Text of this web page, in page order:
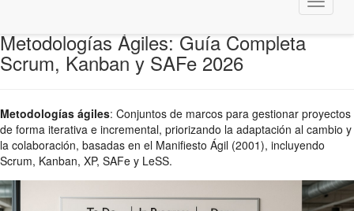
Menu
Metodologías Ágiles: Guía Completa
Scrum, Kanban y SAFe 2026
Metodologías ágiles: Conjuntos de marcos para gestionar proyectos
de forma iterativa e incremental, priorizando la adaptación al cambio y
la colaboración, basadas en el Manifiesto Ágil (2001), incluyendo
Scrum, Kanban, XP, SAFe y LeSS.